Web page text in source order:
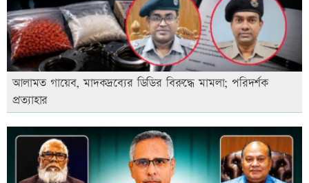
আলামত গায়েব, মাদকদ্রব্যের ডিডির বিরুদ্ধে মামলা; পরিদর্শক
প্রত্যাহার